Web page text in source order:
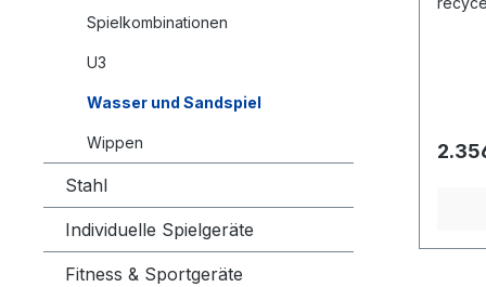
Spielkombinationen
U3
Wasser und Sandspiel
Wippen
Stahl
Individuelle Spielgeräte
Fitness & Sportgeräte
des